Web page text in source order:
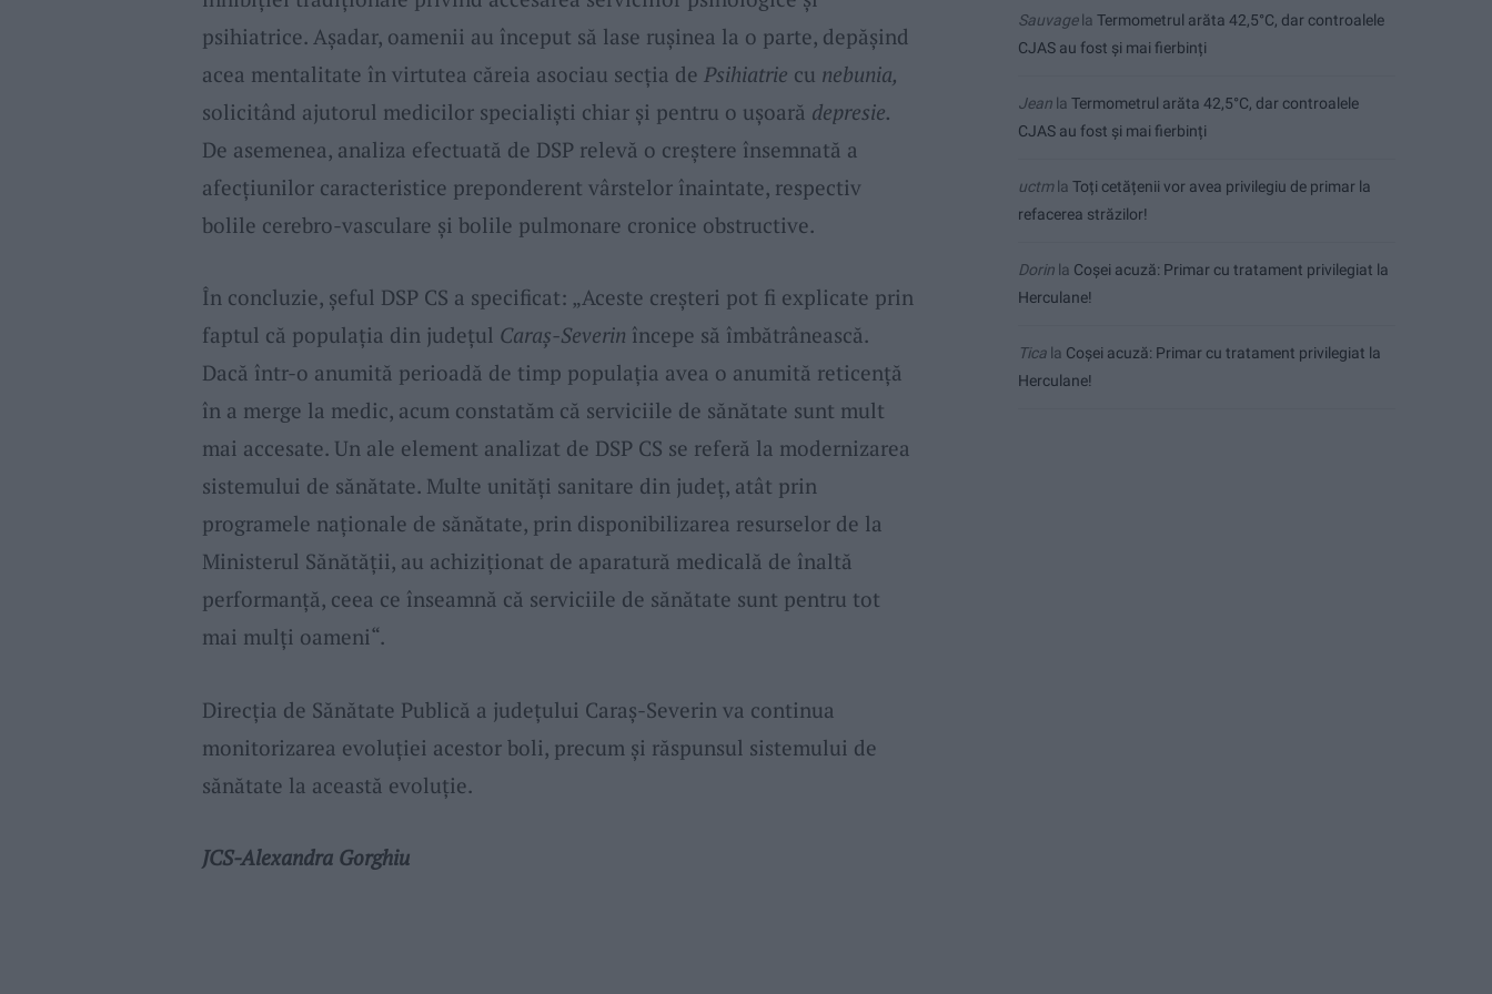
psihiatrice. Aşadar, oamenii au început să lase ruşinea la o parte, depăşind
acea mentalitate în virtutea căreia asociau secţia de Psihiatrie cu nebunia,
solicitând ajutorul medicilor specialişti chiar şi pentru o uşoară depresie.
De asemenea, analiza efectuată de DSP relevă o creştere însemnată a
afecțiunilor caracteristice preponderent vârstelor înaintate, respectiv
bolile cerebro-vasculare și bolile pulmonare cronice obstructive.
În concluzie, şeful DSP CS a specificat: „Aceste creşteri pot fi explicate prin
faptul că populaţia din judeţul Caraş-Severin începe să îmbătrânească.
Dacă într-o anumită perioadă de timp populaţia avea o anumită reticenţă
în a merge la medic, acum constatăm că serviciile de sănătate sunt mult
mai accesate. Un ale element analizat de DSP CS se referă la modernizarea
sistemului de sănătate. Multe unităţi sanitare din judeţ, atât prin
programele naţionale de sănătate, prin disponibilizarea resurselor de la
Ministerul Sănătăţii, au achiziţionat de aparatură medicală de înaltă
performanţă, ceea ce înseamnă că serviciile de sănătate sunt pentru tot
mai mulţi oameni“.
Direcția de Sănătate Publică a județului Caraș-Severin va continua
monitorizarea evoluției acestor boli, precum și răspunsul sistemului de
sănătate la această evoluție.
JCS-Alexandra Gorghiu
Sauvagela Termometrul arăta 42,5°C, dar controalele
CJAS au fost și mai fierbinți
Jean la Termometrul arăta 42,5°C, dar controalele
CJAS au fost și mai fierbinți
uctmla Toți cetățenii vor avea privilegiu de primar la
refacerea străzilor!
Dorin la Coșei acuză: Primar cu tratament privilegiat la
Herculane!
Tica la Coșei acuză: Primar cu tratament privilegiat la
Herculane!